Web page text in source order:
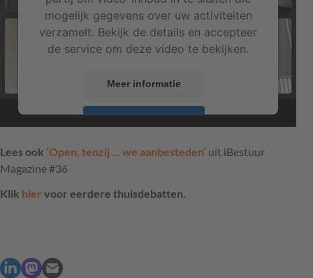
mogelijk gegevens over uw activiteiten
verzamelt. Bekijk de details en accepteer
de service om deze video te bekijken.
Meer informatie
powered by
Usercentrics Consent Management
Platform
Lees ook ‘Open, tenzij … we aanbesteden’ uit iBestuur
Magazine #36
Klik hier voor eerdere thuisdebatten.